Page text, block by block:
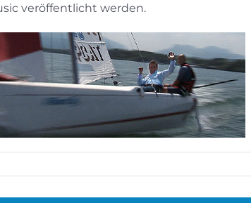
veröffentlicht werden.